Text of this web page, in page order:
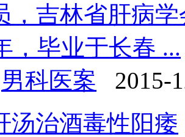
，吉林省肝病
，毕业于长春 ...
男科医案
2015-
汤治酒毒性阳痿